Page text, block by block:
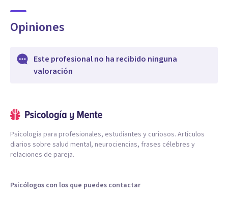
Opiniones
Este profesional no ha recibido ninguna
valoración
Psicología para profesionales, estudiantes y curiosos. Artículos
diarios sobre salud mental, neurociencias, frases célebres y
relaciones de pareja.
Psicólogos con los que puedes contactar